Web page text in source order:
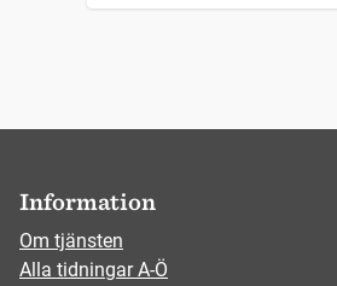
Information
Om tjänsten
Alla tidningar A-Ö